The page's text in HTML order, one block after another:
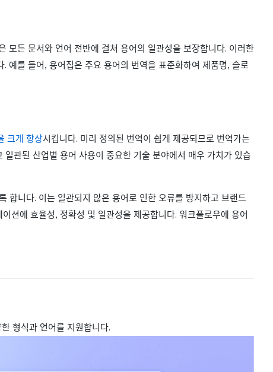
모든 문서와 언어 전반에 걸쳐 용어의 일관성을 보장합니다. 이러한
예를 들어, 용어집은 주요 용어의 번역을 표준화하여 제품명, 슬로
크게 향상시킵니다. 미리 정의된 번역이 쉽게 제공되므로 번역가는
관된 산업별 용어 사용이 중요한 기술 분야에서 매우 가치가 있습
합니다. 이는 일관되지 않은 용어로 인한 오류를 방지하고 브랜드
션에 효율성, 정확성 및 일관성을 제공합니다. 워크플로우에 용어
형식과 언어를 지원합니다.